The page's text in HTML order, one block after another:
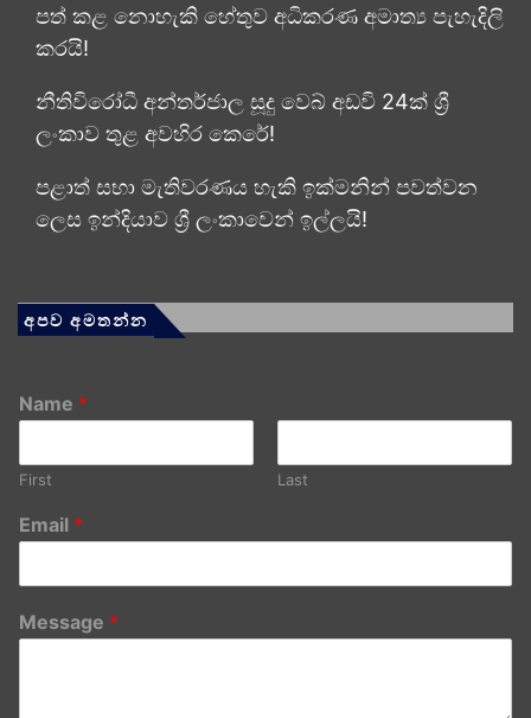
පත් කළ නොහැකි හේතුව අධිකරණ අමාත්‍ය පැහැදිලි
කරයි!
නීතිවිරෝධී අන්තර්ජාල සූදු වෙබ් අඩවි 24ක් ශ්‍රී
ලංකාව තුළ අවහිර කෙරේ!
පළාත් සභා මැතිවරණය හැකි ඉක්මනින් පවත්වන
ලෙස ඉන්දියාව ශ්‍රී ලංකාවෙන් ඉල්ලයි!
අපව අමතන්න
Name *
First Last
Email *
Message *